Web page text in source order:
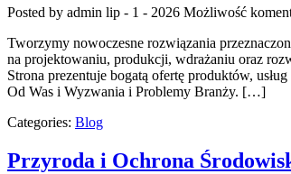
Posted by admin lip - 1 - 2026 Możliwość
Tworzymy nowoczesne rozwiązania
na projektowaniu, produkcji, wdrażaniu oraz
Strona prezentuje bogatą ofertę produktów,
Od Was i Wyzwania i Problemy Branży. […]
Categories: Blog
Przyroda i Ochrona